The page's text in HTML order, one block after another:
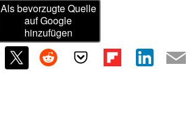
Als bevorzugte Quelle
auf Google
hinzufügen